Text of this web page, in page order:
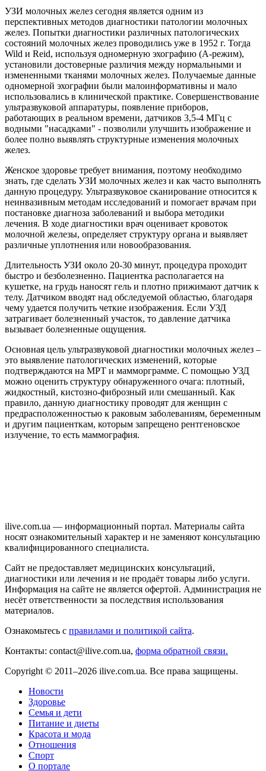
УЗИ молочных желез сегодня является одним из
перспективных методов диагностики патологии молочных
желез. Попытки диагностики различных патологических
состояний молочных желез проводились уже в 1952 г. Тогда
Wild и Reid, используя одномерную эхографию (А-режим),
установили достоверные различия между нормальными и
измененными тканями молочных желез. Получаемые данные
одномерной эхографии были малоинформативны и мало
использовались в клинической практике. Совершенствование
ультразвуковой аппаратуры, появление приборов,
работающих в реальном времени, датчиков 3,5-4 МГц с
водными "насадками" - позволили улучшить изображение и
более полно выявлять структурные изменения молочных
желез.
Женское здоровье требует внимания, поэтому необходимо
знать, где сделать УЗИ молочных желез и как часто выполнять
данную процедуру. Ультразвуковое сканирование относится к
неинвазивным методам исследований и помогает врачам при
постановке диагноза заболеваний и выбора методики
лечения. В ходе диагностики врач оценивает кровоток
молочной железы, определяет структуру органа и выявляет
различные уплотнения или новообразования.
Длительность УЗИ около 20-30 минут, процедура проходит
быстро и безболезненно. Пациентка располагается на
кушетке, на грудь наносят гель и плотно прижимают датчик к
телу. Датчиком вводят над обследуемой областью, благодаря
чему удается получить четкие изображения. Если УЗД
затрагивает болезненный участок, то давление датчика
вызывает болезненные ощущения.
Основная цель ультразвуковой диагностики молочных желез –
это выявление патологических изменений, которые
подтверждаются на МРТ и мамморграмме. С помощью УЗД
можно оценить структуру обнаруженного очага: плотный,
жидкостный, кистозно-фиброзный или смешанный. Как
правило, данную диагностику проводят для женщин с
предрасположенностью к раковым заболеваниям, беременным
и другим пациенткам, которым запрещено рентгеновское
излучение, то есть маммография.
ilive.com.ua — информационный портал. Материалы сайта
носят ознакомительный характер и не заменяют консультацию
квалифицированного специалиста.
Сайт не предоставляет медицинских консультаций,
диагностики или лечения и не продаёт товары либо услуги.
Информация на сайте не является офертой. Администрация не
несёт ответственности за последствия использования
материалов.
Ознакомьтесь с правилами и политикой сайта.
Контакты: contact@ilive.com.ua, форма обратной связи.
Copyright © 2011–2026 ilive.com.ua. Все права защищены.
Новости
Здоровье
Семья и дети
Питание и диеты
Красота и мода
Отношения
Спорт
О портале